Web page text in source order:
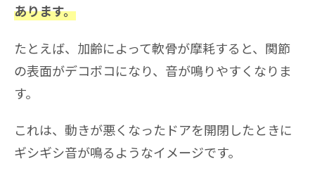
あります。
たとえば、加齢によって軟骨が摩耗すると、関節
の表面がデコボコになり、音が鳴りやすくなりま
す。
これは、動きが悪くなったドアを開閉したときに
ギシギシ音が鳴るようなイメージです。